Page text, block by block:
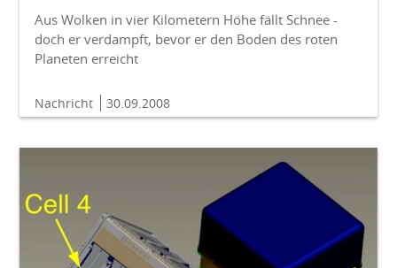
Aus Wolken in vier Kilometern Höhe fällt Schnee -
doch er verdampft, bevor er den Boden des roten
Planeten erreicht
Nachricht 30.09.2008